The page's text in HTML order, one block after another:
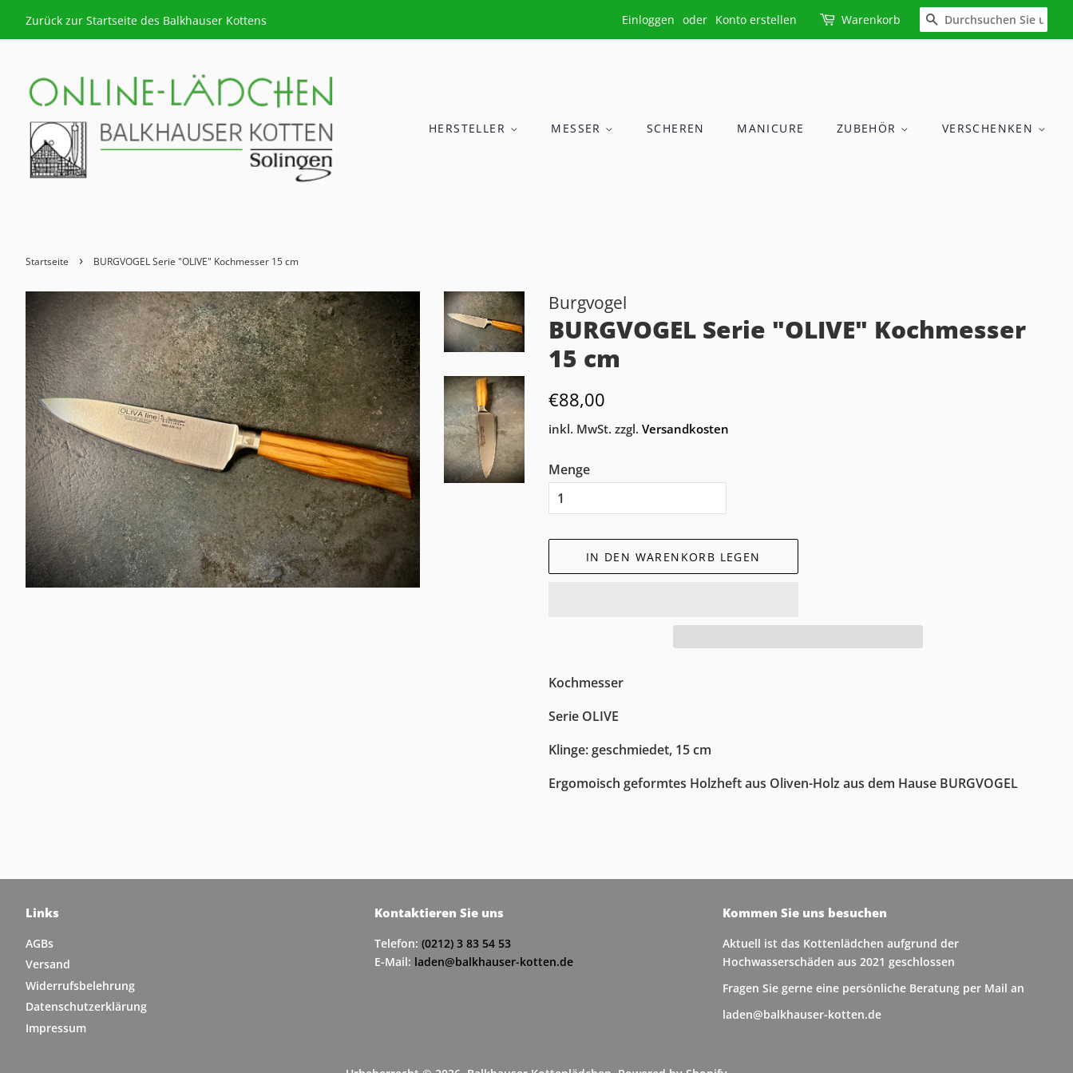
Zurück zur Startseite des Balkhauser Kottens Einloggen oder Konto erstellen Warenkorb SUCHEN
HERSTELLER MESSER SCHEREN MANICURE ZUBEHÖR VERSCHENKEN
Startseite › BURGVOGEL Serie "OLIVE" Kochmesser 15 cm
Burgvogel
BURGVOGEL Serie "OLIVE" Kochmesser
15 cm
Normaler
€88,00
inkl. MwSt. zzgl. Versandkosten
Menge
IN DEN WARENKORB LEGEN
Kochmesser
Serie OLIVE
Klinge: geschmiedet, 15 cm
Ergomoisch geformtes Holzheft aus Oliven-Holz aus dem Hause BURGVOGEL
Links
AGBs
Versand
Widerrufsbelehrung
Datenschutzerklärung
Impressum
Kontaktieren Sie uns
Telefon: (0212) 3 83 54 53
E-Mail: laden@balkhauser-kotten.de
Kommen Sie uns besuchen
Aktuell ist das Kottenlädchen aufgrund der
Hochwasserschäden aus 2021 geschlossen
Fragen Sie gerne eine persönliche Beratung per Mail an
laden@balkhauser-kotten.de